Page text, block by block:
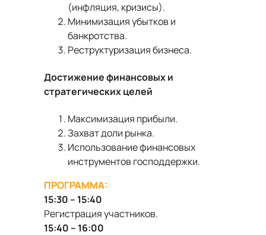
(инфляция, кризисы).
Минимизация убытков и
банкротства.
Реструктуризация бизнеса.
Достижение финансовых и
стратегических целей
Максимизация прибыли.
Захват доли рынка.
Использование финансовых
инструментов господдержки.
ПРОГРАММА:
15:30 – 15:40
Регистрация участников.
15:40 – 16:00